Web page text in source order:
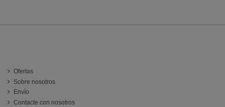
Ofertas
Sobre nosotros
Envío
Contacte con nosotros